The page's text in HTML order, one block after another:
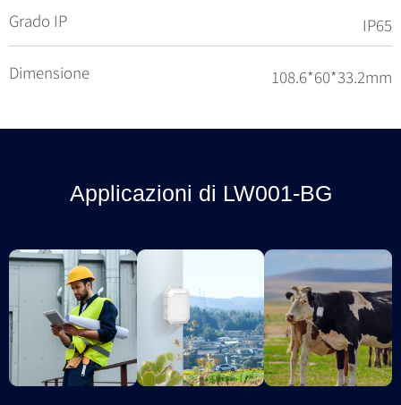
Grado IP IP65
Dimensione 108.6*60*33.2mm
Applicazioni di LW001-BG